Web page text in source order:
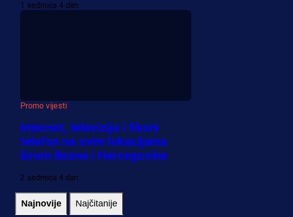
1 sedmica 4 dan
Promo vijesti
Internet, televizija i fiksni
telefon na svim lokacijama
širom Bosne i Hercegovine
2 sedmica 4 dan
Najnovije Najčitanije